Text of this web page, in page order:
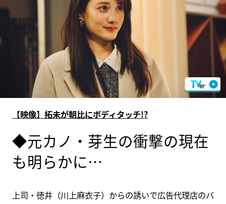
【映像】拓未が朝比にボディタッチ!?
◆元カノ・芽生の衝撃の現在
も明らかに…
上司・徳井（川上麻衣子）からの誘いで広告代理店のバ